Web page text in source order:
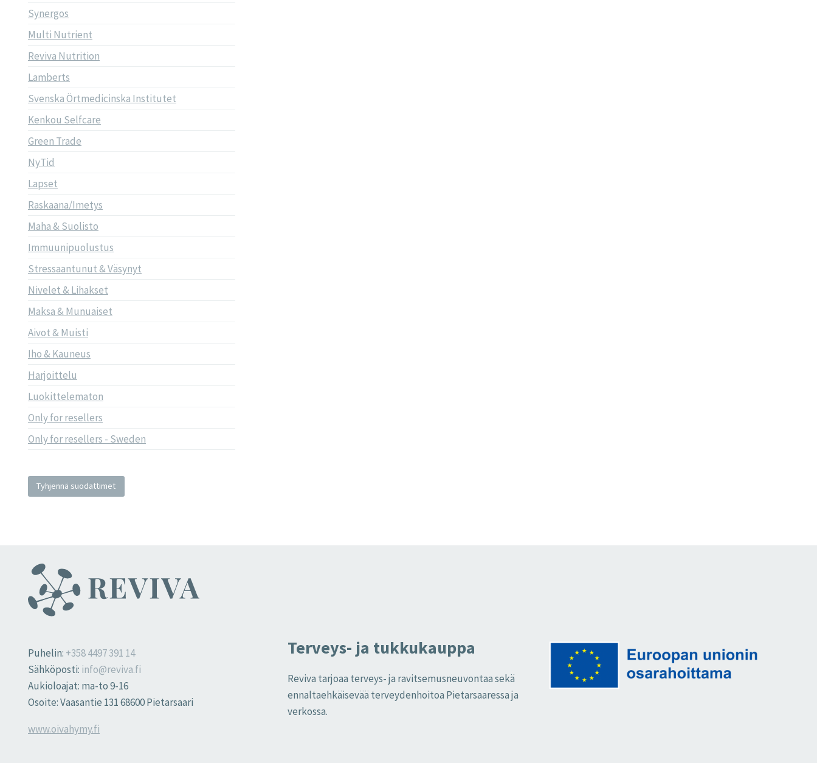
Synergos
Multi Nutrient
Reviva Nutrition
Lamberts
Svenska Örtmedicinska Institutet
Kenkou Selfcare
Green Trade
NyTid
Lapset
Raskaana/Imetys
Maha & Suolisto
Immuunipuolustus
Stressaantunut & Väsynyt
Nivelet & Lihakset
Maksa & Munuaiset
Aivot & Muisti
Iho & Kauneus
Harjoittelu
Luokittelematon
Only for resellers
Only for resellers - Sweden
Tyhjennä suodattimet
Puhelin: +358 4497 391 14
Sähköposti: info@reviva.fi
Aukioloajat: ma-to 9-16
Osoite: Vaasantie 131 68600 Pietarsaari
www.oivahymy.fi
Terveys- ja tukkukauppa
Reviva tarjoaa terveys- ja ravitsemusneuvontaa sekä
ennaltaehkäisevää terveydenhoitoa Pietarsaaressa ja
verkossa.